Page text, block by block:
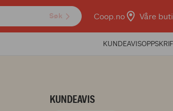
Søk Coop.no Våre
KUNDEAVIS
KUNDEAVIS